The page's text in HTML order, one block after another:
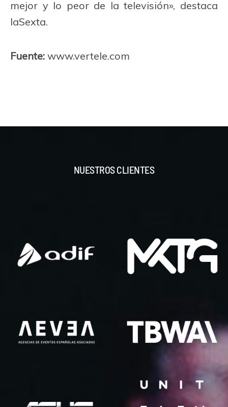
mejor y lo peor de la televisión», destaca
laSexta.
Fuente: www.vertele.com
NUESTROS CLIENTES